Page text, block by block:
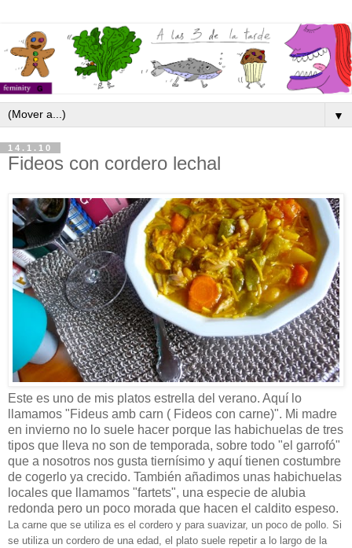
▼
14.1.10
Fideos con cordero lechal
Este es uno de mis platos estrella del verano. Aquí lo
llamamos "Fideus amb carn ( Fideos con carne)". Mi madre
en invierno no lo suele hacer porque las habichuelas de tres
tipos que lleva no son de temporada, sobre todo "el garrofó"
que a nosotros nos gusta tiernísimo y aquí tienen costumbre
de cogerlo ya crecido. También añadimos unas habichuelas
locales que llamamos "fartets", una especie de alubia
redonda pero un poco morada que hacen el caldito espeso.
La carne que se utiliza es el cordero y para suavizar, un poco de pollo. Si
se utiliza un cordero de una edad, el plato suele repetir a lo largo de la